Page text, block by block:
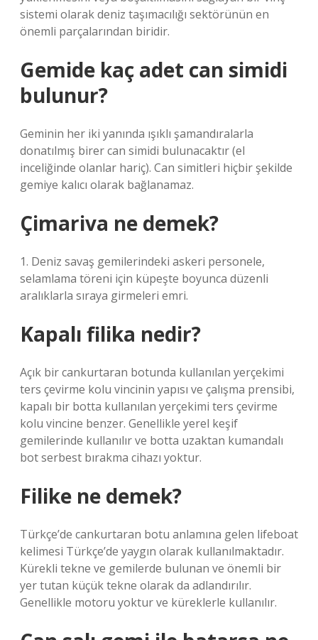
sistemi olarak deniz taşımacılığı sektörünün en
önemli parçalarından biridir.
Gemide kaç adet can simidi
bulunur?
Geminin her iki yanında ışıklı şamandıralarla
donatılmış birer can simidi bulunacaktır (el
inceliğinde olanlar hariç). Can simitleri hiçbir şekilde
gemiye kalıcı olarak bağlanamaz.
Çimariva ne demek?
1. Deniz savaş gemilerindeki askeri personele,
selamlama töreni için küpeşte boyunca düzenli
aralıklarla sıraya girmeleri emri.
Kapalı filika nedir?
Açık bir cankurtaran botunda kullanılan yerçekimi
ters çevirme kolu vincinin yapısı ve çalışma prensibi,
kapalı bir botta kullanılan yerçekimi ters çevirme
kolu vincine benzer. Genellikle yerel keşif
gemilerinde kullanılır ve botta uzaktan kumandalı
bot serbest bırakma cihazı yoktur.
Filike ne demek?
Türkçe’de cankurtaran botu anlamına gelen lifeboat
kelimesi Türkçe’de yaygın olarak kullanılmaktadır.
Kürekli tekne ve gemilerde bulunan ve önemli bir
yer tutan küçük tekne olarak da adlandırılır.
Genellikle motoru yoktur ve küreklerle kullanılır.